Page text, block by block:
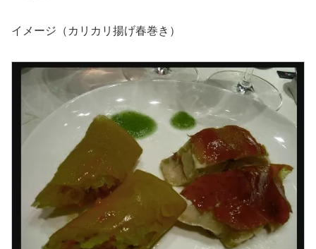
イメージ（カリカリ揚げ春巻き）